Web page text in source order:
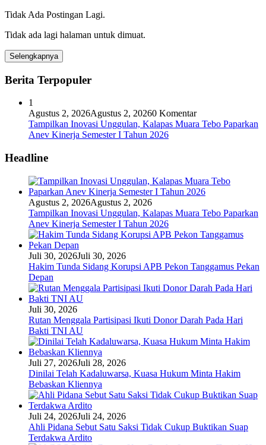
Tidak Ada Postingan Lagi.
Tidak ada lagi halaman untuk dimuat.
Selengkapnya
Berita Terpopuler
1
Agustus 2, 2026Agustus 2, 20260 Komentar
Tampilkan Inovasi Unggulan, Kalapas Muara Tebo Paparkan
Anev Kinerja Semester I Tahun 2026
Headline
Agustus 2, 2026Agustus 2, 2026
Tampilkan Inovasi Unggulan, Kalapas Muara Tebo Paparkan
Anev Kinerja Semester I Tahun 2026
Juli 30, 2026Juli 30, 2026
Hakim Tunda Sidang Korupsi APB Pekon Tanggamus Pekan
Depan
Juli 30, 2026
Rutan Menggala Partisipasi Ikuti Donor Darah Pada Hari
Bakti TNI AU
Juli 27, 2026Juli 28, 2026
Dinilai Telah Kadaluwarsa, Kuasa Hukum Minta Hakim
Bebaskan Kliennya
Juli 24, 2026Juli 24, 2026
Ahli Pidana Sebut Satu Saksi Tidak Cukup Buktikan Suap
Terdakwa Ardito